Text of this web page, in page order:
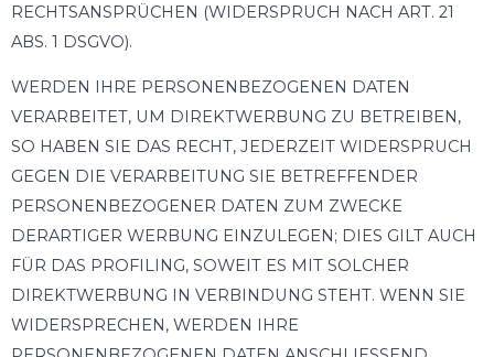
RECHTSANSPRÜCHEN (WIDERSPRUCH NACH ART. 21
ABS. 1 DSGVO).
WERDEN IHRE PERSONENBEZOGENEN DATEN
VERARBEITET, UM DIREKTWERBUNG ZU BETREIBEN,
SO HABEN SIE DAS RECHT, JEDERZEIT WIDERSPRUCH
GEGEN DIE VERARBEITUNG SIE BETREFFENDER
PERSONENBEZOGENER DATEN ZUM ZWECKE
DERARTIGER WERBUNG EINZULEGEN; DIES GILT AUCH
FÜR DAS PROFILING, SOWEIT ES MIT SOLCHER
DIREKTWERBUNG IN VERBINDUNG STEHT. WENN SIE
WIDERSPRECHEN, WERDEN IHRE